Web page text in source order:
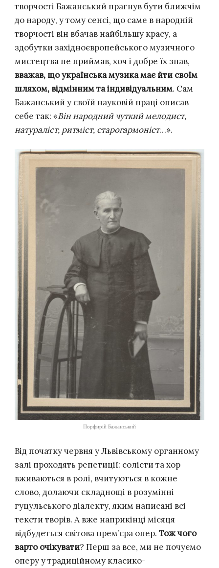
творчості Бажанський прагнув бути ближчім
до народу, у тому сенсі, що саме в народній
творчості він вбачав найбільшу красу, а
здобутки західноєвропейського музичного
мистецтва не приймав, хоч і добре їх знав,
вважав, що українська музика має йти своїм
шляхом, відмінним та індивідуальним. Сам
Бажанський у своїй науковій праці описав
себе так: «Він народний чуткий мелодист,
натураліст, ритміст, старогармоніст…».
Порфирій Бажанський
Від початку червня у Львівському органному
залі проходять репетиції: солісти та хор
вживаються в ролі, вчитуються в кожне
слово, долаючи складнощі в розумінні
гуцульського діалекту, яким написані всі
тексти творів. А вже наприкінці місяця
відбудеться світова прем’єра опер. Тож чого
варто очікувати? Перш за все, ми не почуємо
оперу у традиційному класико-